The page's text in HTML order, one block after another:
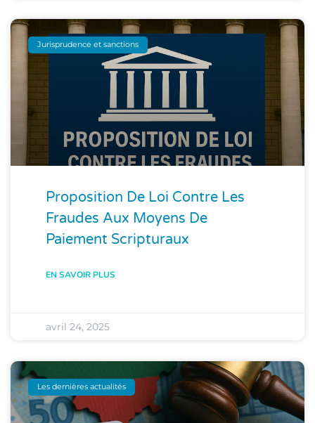
Jurisprudence et sanctions
Proposition De Loi Contre Les
Fraudes Aux Moyens De
Paiement Scripturaux
EN SAVOIR PLUS
avril 24, 2025
Les dernières actualités